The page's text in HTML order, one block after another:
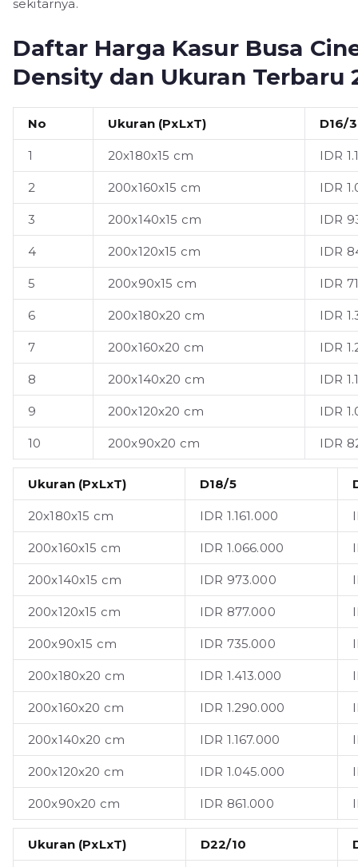
sekitarnya.
Daftar Harga Kasur Busa
Density dan Ukuran Terbaru
No Ukuran (PxLxT) D16/3
1 20x180x15 cm IDR
2 200x160x15 cm IDR
3 200x140x15 cm IDR
4 200x120x15 cm IDR
5 200x90x15 cm IDR
6 200x180x20 cm IDR
7 200x160x20 cm IDR
8 200x140x20 cm IDR
9 200x120x20 cm IDR
10 200x90x20 cm IDR
Ukuran (PxLxT) D18/5
20x180x15 cm IDR 1.161.000
200x160x15 cm IDR 1.066.000
200x140x15 cm IDR 973.000
200x120x15 cm IDR 877.000
200x90x15 cm IDR 735.000
200x180x20 cm IDR 1.413.000
200x160x20 cm IDR 1.290.000
200x140x20 cm IDR 1.167.000
200x120x20 cm IDR 1.045.000
200x90x20 cm IDR 861.000
Ukuran (PxLxT) D22/10